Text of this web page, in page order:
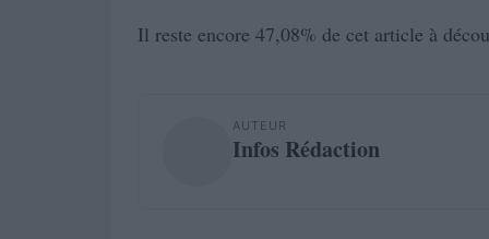
Il reste encore 47,08% de cet article à
AUTEUR
Infos Rédaction